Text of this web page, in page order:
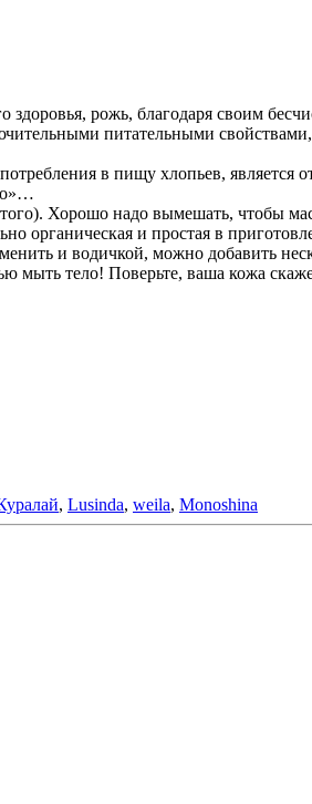
рожь, благодаря своим
питательными
в пищу хлопьев, является
Хорошо надо вымешать, чтобы
органическая и простая в
и водичкой, можно добавить
тело! Поверьте, ваша кожа
, Lusinda, weila, Monoshina